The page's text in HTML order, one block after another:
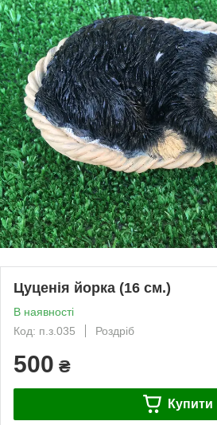
Цуценія йорка (16 см.)
В наявності
Код: п.з.035
Роздріб
500 ₴
Купити